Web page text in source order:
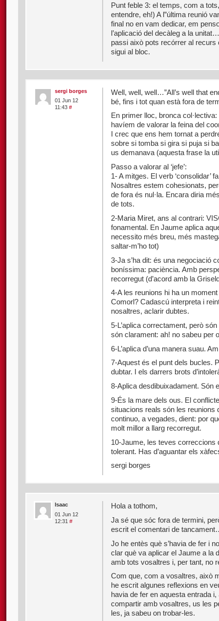
Punt feble 3: el temps, com a
entendre, eh!) A l”última reunió
final no en vam dedicar, em
l’aplicació del decàleg a la
passi això pots recórrer al
sigui al bloc.
sergi borges
01 Jun 12
11:43 #
Well, well, well…”All’s well that
bé, fins i tot quan està fora de
En primer lloc, bronca col·lectiva:
havíem de valorar la feina del
I crec que ens hem tornat a
sobre si tomba si gira si puja si
us demanava (aquesta frase la
Passo a valorar al ‘jefe’:
1- A mitges. El verb ‘consolidar’
Nosaltres estem cohesionats,
de fora és nul·la. Encara diria
de tots.
2-Maria Miret, ans al contrari:
fonamental. En Jaume aplica
necessito més breu, més
saltar-m’ho tot)
3-Ja s’ha dit: és una negociació
boníssima: paciència. Amb
recorregut (d’acord amb la
4-A les reunions hi ha un
Comorl? Cadascú interpreta i
nosaltres, aclarir dubtes.
5-L’aplica correctament, però
són clarament: ah! no sabeu per
6-L’aplica d’una manera suau.
7-Aquest és el punt dels bucles.
dubtar. I els darrers brots
8-Aplica desdibuixadament. Són
9-És la mare dels ous. El
situacions reals són les reunions
continuo, a vegades, dient: por
molt millor a llarg recorregut.
10-Jaume, les teves
tolerant. Has d’aguantar els
sergi borges
Isaac
01 Jun 12
12:31 #
Hola a tothom,
Ja sé que sóc fora de termini,
escrit el comentari de
Jo he entès què s’havia de fer i
clar què va aplicar el Jaume a la
amb tots vosaltres i, per tant, no
Com que, com a vosaltres, això
he escrit algunes reflexions en
havia de fer en aquesta entrada
compartir amb vosaltres, us les
les, ja sabeu on trobar-les.